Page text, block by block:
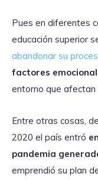
Pues en diferentes
educación superior
abandonar su
factores
entorno que afectan
Entre otras cosas,
2020 el país entró
pandemia
emprendió su plan